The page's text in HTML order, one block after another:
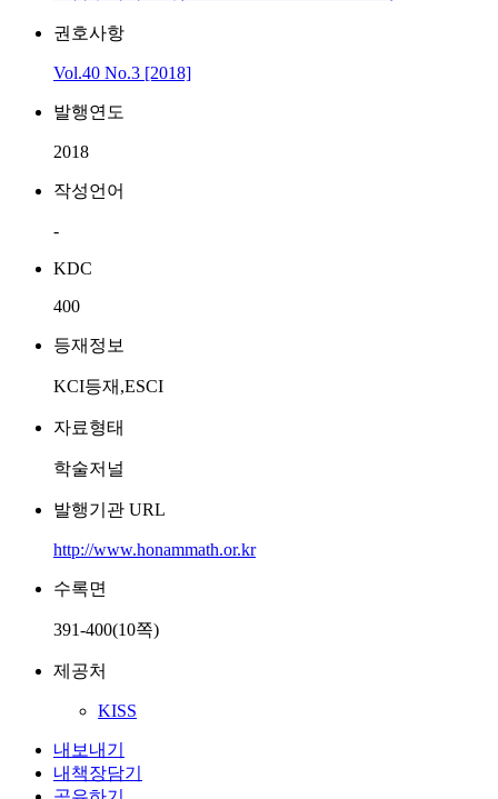
권호사항
Vol.40 No.3 [2018]
발행연도
2018
작성언어
-
KDC
400
등재정보
KCI등재,ESCI
자료형태
학술저널
발행기관 URL
http://www.honammath.or.kr
수록면
391-400(10쪽)
제공처
KISS
내보내기
내책장담기